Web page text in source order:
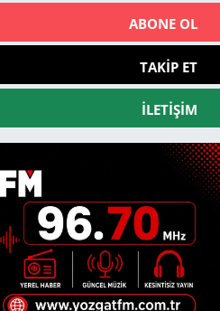
ABONE OL
TAKIP ET
İLETIŞIM